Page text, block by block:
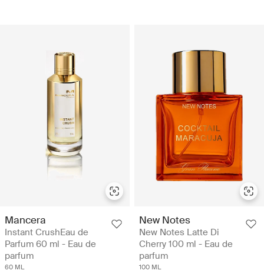
Mancera
Instant CrushEau de
Parfum 60 ml - Eau de
parfum
60 ML
New Notes
New Notes Latte Di
Cherry 100 ml - Eau de
parfum
100 ML